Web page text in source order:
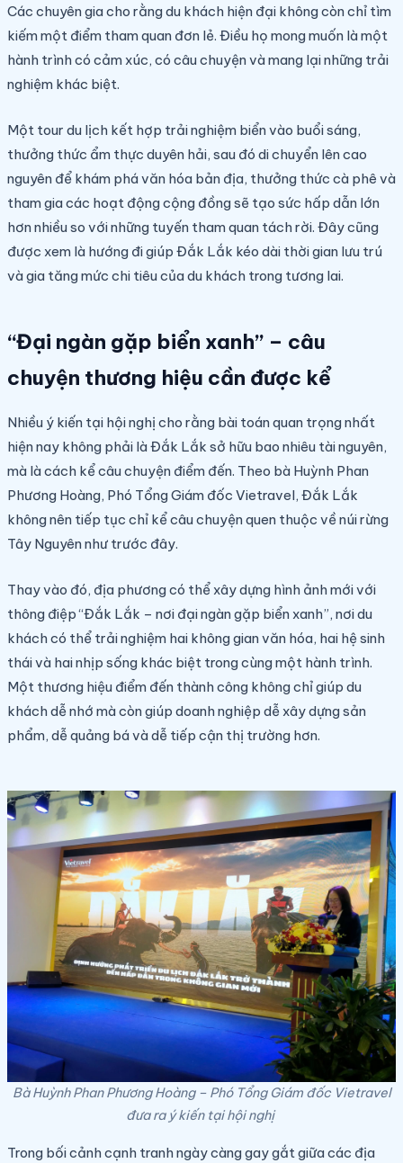
Các chuyên gia cho rằng du khách hiện đại không còn chỉ tìm
kiếm một điểm tham quan đơn lẻ. Điều họ mong muốn là một
hành trình có cảm xúc, có câu chuyện và mang lại những trải
nghiệm khác biệt.
Một tour du lịch kết hợp trải nghiệm biển vào buổi sáng,
thưởng thức ẩm thực duyên hải, sau đó di chuyển lên cao
nguyên để khám phá văn hóa bản địa, thưởng thức cà phê và
tham gia các hoạt động cộng đồng sẽ tạo sức hấp dẫn lớn
hơn nhiều so với những tuyến tham quan tách rời. Đây cũng
được xem là hướng đi giúp Đắk Lắk kéo dài thời gian lưu trú
và gia tăng mức chi tiêu của du khách trong tương lai.
“Đại ngàn gặp biển xanh” – câu
chuyện thương hiệu cần được kể
Nhiều ý kiến tại hội nghị cho rằng bài toán quan trọng nhất
hiện nay không phải là Đắk Lắk sở hữu bao nhiêu tài nguyên,
mà là cách kể câu chuyện điểm đến. Theo bà Huỳnh Phan
Phương Hoàng, Phó Tổng Giám đốc Vietravel, Đắk Lắk
không nên tiếp tục chỉ kể câu chuyện quen thuộc về núi rừng
Tây Nguyên như trước đây.
Thay vào đó, địa phương có thể xây dựng hình ảnh mới với
thông điệp “Đắk Lắk – nơi đại ngàn gặp biển xanh”, nơi du
khách có thể trải nghiệm hai không gian văn hóa, hai hệ sinh
thái và hai nhịp sống khác biệt trong cùng một hành trình.
Một thương hiệu điểm đến thành công không chỉ giúp du
khách dễ nhớ mà còn giúp doanh nghiệp dễ xây dựng sản
phẩm, dễ quảng bá và dễ tiếp cận thị trường hơn.
Bà Huỳnh Phan Phương Hoàng – Phó Tổng Giám đốc Vietravel
đưa ra ý kiến tại hội nghị
Trong bối cảnh cạnh tranh ngày càng gay gắt giữa các địa